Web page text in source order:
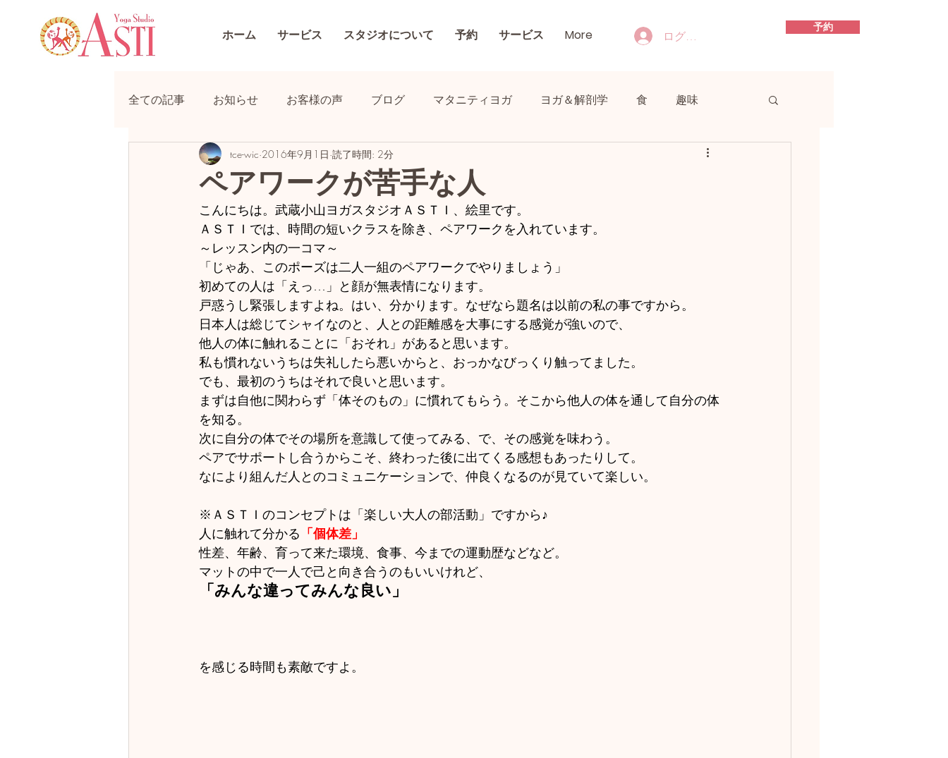
ホーム サービス スタジオについて 予約 サービス More ログイン
予約
全ての記事 お知らせ お客様の声 ブログ マタニティヨガ ヨガ＆解剖学 食 趣味
ペアワークが苦手な人
tce-wic 2016年9月1日 読了時間: 2分
こんにちは。武蔵小山ヨガスタジオＡＳＴＩ、絵里です。
ＡＳＴＩでは、時間の短いクラスを除き、ペアワークを入れています。
～レッスン内の一コマ～
「じゃあ、このポーズは二人一組のペアワークでやりましょう」
初めての人は「えっ…」と顔が無表情になります。
戸惑うし緊張しますよね。はい、分かります。なぜなら題名は以前の私の事ですから。
日本人は総じてシャイなのと、人との距離感を大事にする感覚が強いので、
他人の体に触れることに「おそれ」があると思います。
私も慣れないうちは失礼したら悪いからと、おっかなびっくり触ってました。
でも、最初のうちはそれで良いと思います。
まずは自他に関わらず「体そのもの」に慣れてもらう。そこから他人の体を通して自分の体
を知る。
次に自分の体でその場所を意識して使ってみる、で、その感覚を味わう。
ペアでサポートし合うからこそ、終わった後に出てくる感想もあったりして。
なにより組んだ人とのコミュニケーションで、仲良くなるのが見ていて楽しい。
※ＡＳＴＩのコンセプトは「楽しい大人の部活動」ですから♪
人に触れて分かる 「個体差」
性差、年齢、育って来た環境、食事、今までの運動歴などなど。
マットの中で一人で己と向き合うのもいいけれど、
「みんな違ってみんな良い」
を感じる時間も素敵ですよ。